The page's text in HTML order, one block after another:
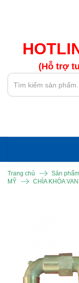
(Hỗ trợ
Trang chủ Sản phẩm
MỸ
CHÌA KHÓA